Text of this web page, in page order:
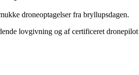
droneoptagelser fra bryllupsdagen.
lovgivning og af certificeret